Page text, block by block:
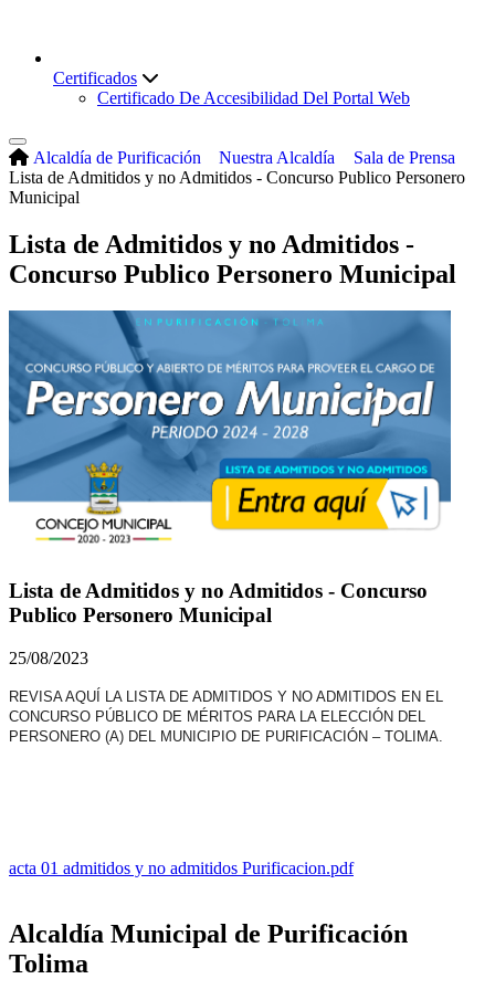
Certificados
Certificado De Accesibilidad Del Portal Web
Alcaldía de Purificación Nuestra Alcaldía
Sala de Prensa
Lista de Admitidos y no Admitidos - Concurso Publico Personero
Municipal
Lista de Admitidos y no Admitidos -
Concurso Publico Personero Municipal
Lista de Admitidos y no Admitidos - Concurso
Publico Personero Municipal
25/08/2023
REVISA AQUÍ LA LISTA DE ADMITIDOS Y NO ADMITIDOS EN EL
CONCURSO PÚBLICO DE MÉRITOS PARA LA ELECCIÓN DEL
PERSONERO (A) DEL MUNICIPIO DE PURIFICACIÓN – TOLIMA.
acta 01 admitidos y no admitidos Purificacion.pdf
Alcaldía Municipal de Purificación
Tolima